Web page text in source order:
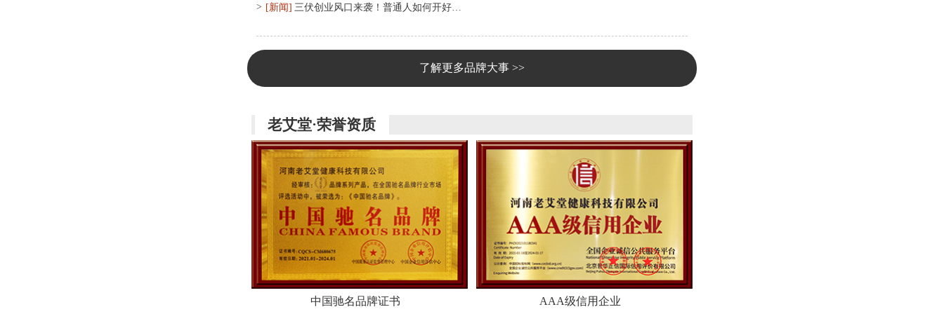
> [新闻] 三伏创业风口来袭！普通人如何开好…
了解更多品牌大事 >>
老艾堂·荣誉资质
中国驰名品牌证书 AAA级信用企业